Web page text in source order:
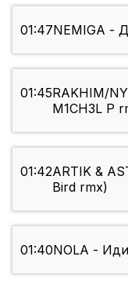
01:47NEMIGA -
01:45RAKHIM/
M1CH3L P
01:42ARTIK &
Bird rmx)
01:40NOLA -